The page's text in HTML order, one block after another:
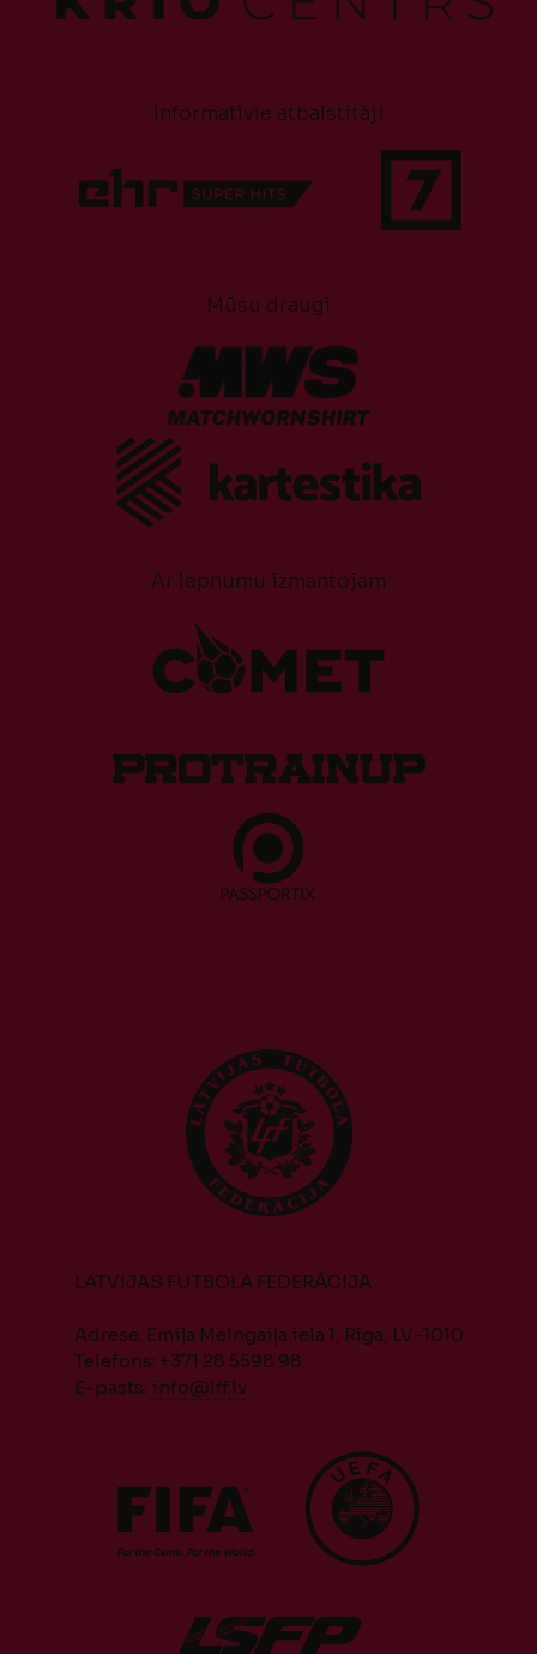
Informatīvie atbalstītāji
Mūsu draugi
Ar lepnumu izmantojam
LATVIJAS FUTBOLA FEDERĀCIJA
Adrese: Emiļa Melngaiļa iela 1, Rīga, LV-1010
Telefons: +371 28 5598 98
E-pasts: info@lff.lv